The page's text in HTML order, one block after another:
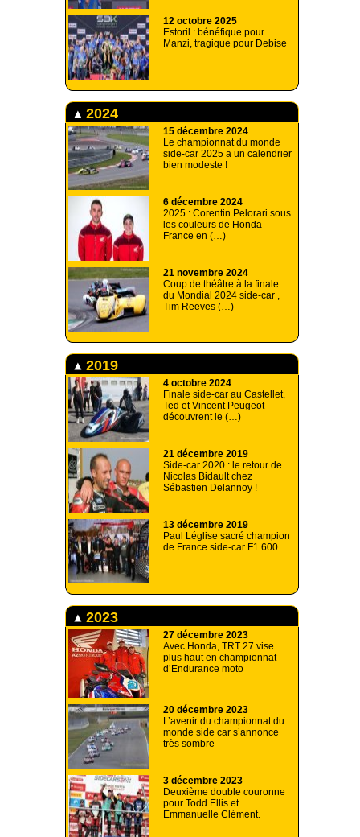
12 octobre 2025
Estoril : bénéfique pour
Manzi, tragique pour Debise
2024
15 décembre 2024
Le championnat du monde
side-car 2025 a un calendrier
bien modeste !
6 décembre 2024
2025 : Corentin Pelorari sous
les couleurs de Honda
France en (…)
21 novembre 2024
Coup de théâtre à la finale
du Mondial 2024 side-car ,
Tim Reeves (…)
2019
4 octobre 2024
Finale side-car au Castellet,
Ted et Vincent Peugeot
découvrent le (…)
21 décembre 2019
Side-car 2020 : le retour de
Nicolas Bidault chez
Sébastien Delannoy !
13 décembre 2019
Paul Léglise sacré champion
de France side-car F1 600
2023
27 décembre 2023
Avec Honda, TRT 27 vise
plus haut en championnat
d’Endurance moto
20 décembre 2023
L’avenir du championnat du
monde side car s’annonce
très sombre
3 décembre 2023
Deuxième double couronne
pour Todd Ellis et
Emmanuelle Clément.